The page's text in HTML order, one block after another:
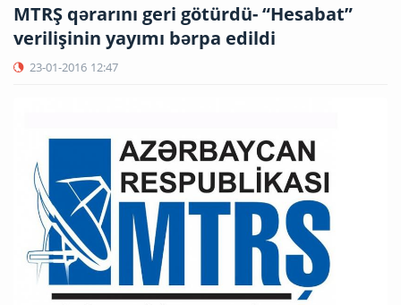
MTRŞ qərarını geri götürdü- “Hesabat”
verilişinin yayımı bərpa edildi
23-01-2016 12:47